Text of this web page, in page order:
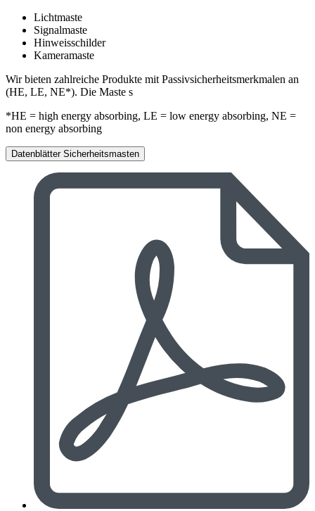
Lichtmaste
Signalmaste
Hinweisschilder
Kameramaste
Wir bieten zahlreiche Produkte mit Passivsicherheitsmerkmalen an
(HE, LE, NE*). Die Maste s
*HE = high energy absorbing, LE = low energy absorbing, NE =
non energy absorbing
Datenblätter Sicherheitsmasten